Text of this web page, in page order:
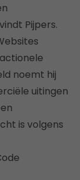
Pijpers.
noemt hij
uitingen
is volgens